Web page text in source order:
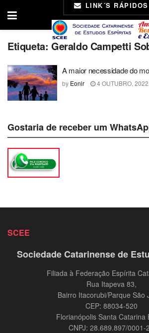
LINK´S RÁPIDOS
Etiqueta: Geraldo Campetti
A maior necessidade do
by Eonir 4 OUTUBRO, 2022
Gostaria de receber um
SCEE
Sociedade Catarinense de
Filiada à Federação Espírita
Rua Itapeva 83,
Bairro Itacorubi/Parque São
CEP: 88034-520
Florianópolis Santa Catarina
CNPJ: 28.689.897/0001-